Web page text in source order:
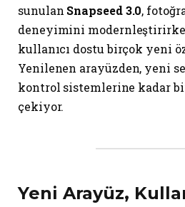
sunulan Snapseed 3.0,
deneyimini
kullanıcı dostu birçok yeni
Yenilenen arayüzden, yeni
kontrol sistemlerine kadar
çekiyor.
Yeni Arayüz,